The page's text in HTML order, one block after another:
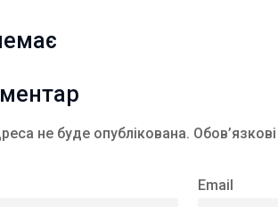
не буде опублікована.
Email